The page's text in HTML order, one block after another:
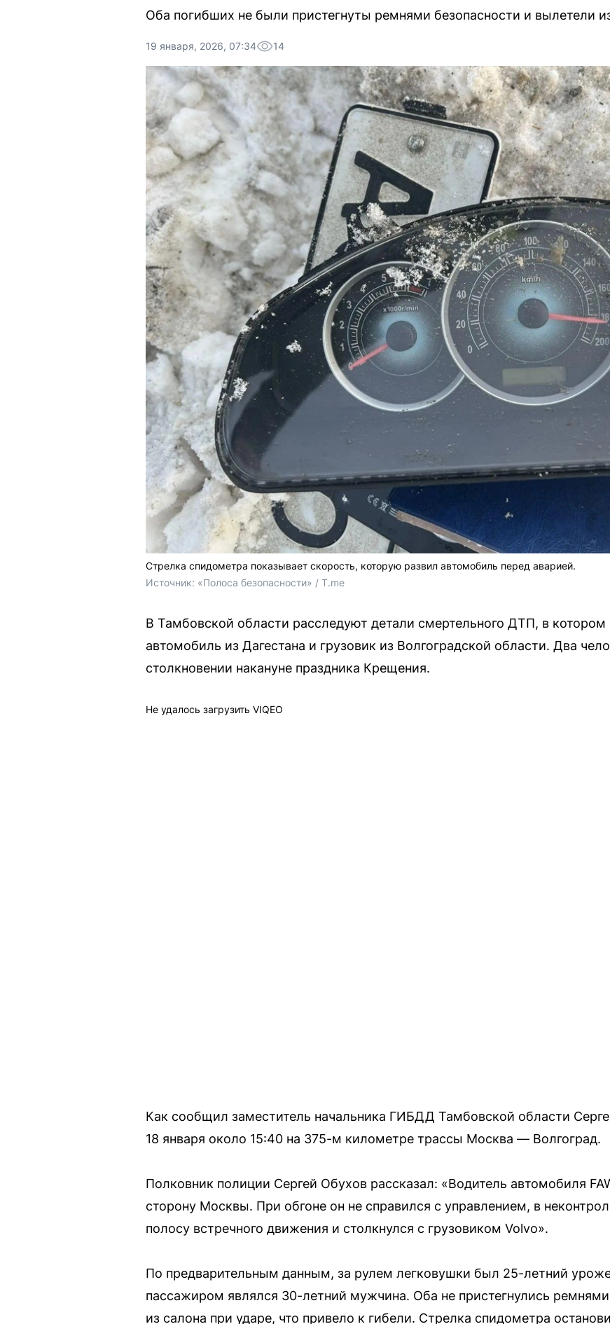
Оба погибших не были пристегнуты ремнями безопасности и вылетели
19 января, 2026, 07:34 14
Стрелка спидометра показывает скорость, которую развил автомобиль перед аварией.
Источник: «Полоса безопасности» / T.me
В Тамбовской области расследуют детали смертельного ДТП, в котором
автомобиль из Дагестана и грузовик из Волгоградской области. Два
столкновении накануне праздника Крещения.
Не удалось загрузить VIQEO
Как сообщил заместитель начальника ГИБДД Тамбовской области
18 января около 15:40 на 375-м километре трассы Москва — Волгоград.
Полковник полиции Сергей Обухов рассказал: «Водитель автомобиля
сторону Москвы. При обгоне он не справился с управлением, в
полосу встречного движения и столкнулся с грузовиком Volvo».
По предварительным данным, за рулем легковушки был 25-летний
пассажиром являлся 30-летний мужчина. Оба не пристегнулись
из салона при ударе, что привело к гибели. Стрелка спидометра